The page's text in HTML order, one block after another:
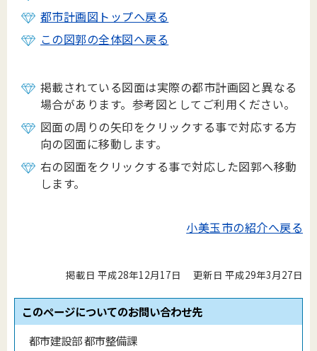
都市計画図トップへ戻る
この図郭の全体図へ戻る
掲載されている図面は実際の都市計画図と異なる
場合があります。参考図としてご利用ください。
図面の周りの矢印をクリックする事で対応する方
向の図面に移動します。
右の図面をクリックする事で対応した図郭へ移動
します。
小美玉市の紹介へ戻る
掲載日 平成28年12月17日 更新日 平成29年3月27日
このページについてのお問い合わせ先
都市建設部 都市整備課